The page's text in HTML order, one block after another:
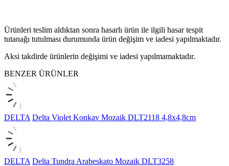
Ürünleri teslim aldıktan sonra hasarlı ürün ile ilgili hasar tespit
tutanağı tutulması durumunda ürün değişim ve iadesi yapılmaktadır.
Aksi takdirde ürünlerin değişimi ve iadesi yapılmamaktadır.
BENZER ÜRÜNLER
DELTA Delta Violet Konkav Mozaik DLT2118 4,8x4,8cm
DELTA Delta Tundra Arabeskato Mozaik DLT3258